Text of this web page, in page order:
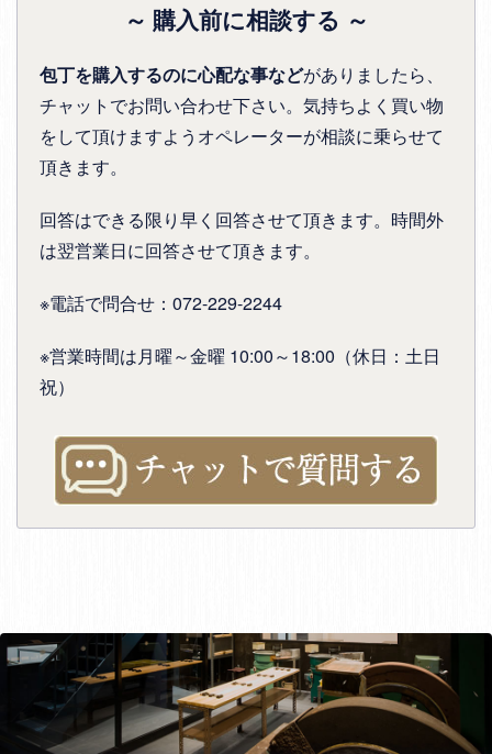
～ 購入前に相談する ～
包丁を購入するのに心配な事などがありましたら、
チャットでお問い合わせ下さい。気持ちよく買い物
をして頂けますようオペレーターが相談に乗らせて
頂きます。
回答はできる限り早く回答させて頂きます。時間外
は翌営業日に回答させて頂きます。
※電話で問合せ：072-229-2244
※営業時間は月曜～金曜 10:00～18:00（休日：土日
祝）